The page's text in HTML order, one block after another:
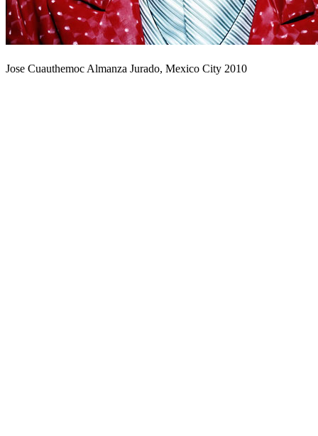
Jose Cuauthemoc Almanza Jurado, Mexico City 2010